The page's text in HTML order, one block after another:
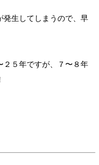
発生してしまうので、早
２５年ですが、７〜８年